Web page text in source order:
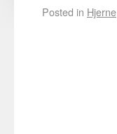
Posted in Hjerne